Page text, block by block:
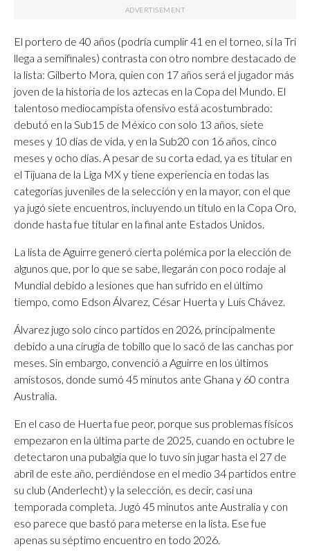
El portero de 40 años (podría cumplir 41 en el torneo, si la Tri
llega a semifinales) contrasta con otro nombre destacado de
la lista: Gilberto Mora, quien con 17 años será el jugador más
joven de la historia de los aztecas en la Copa del Mundo. El
talentoso mediocampista ofensivo está acostumbrado:
debutó en la Sub15 de México con solo 13 años, siete
meses y 10 días de vida, y en la Sub20 con 16 años, cinco
meses y ocho días. A pesar de su corta edad, ya es titular en
el Tijuana de la Liga MX y tiene experiencia en todas las
categorías juveniles de la selección y en la mayor, con el que
ya jugó siete encuentros, incluyendo un título en la Copa Oro,
donde hasta fue titular en la final ante Estados Unidos.
La lista de Aguirre generó cierta polémica por la elección de
algunos que, por lo que se sabe, llegarán con poco rodaje al
Mundial debido a lesiones que han sufrido en el último
tiempo, como Edson Álvarez, César Huerta y Luis Chávez.
Álvarez jugo solo cinco partidos en 2026, principalmente
debido a una cirugía de tobillo que lo sacó de las canchas por
meses. Sin embargo, convenció a Aguirre en los últimos
amistosos, donde sumó 45 minutos ante Ghana y 60 contra
Australia.
En el caso de Huerta fue peor, porque sus problemas físicos
empezaron en la última parte de 2025, cuando en octubre le
detectaron una pubalgia que lo tuvo sin jugar hasta el 27 de
abril de este año, perdiéndose en el medio 34 partidos entre
su club (Anderlecht) y la selección, es decir, casi una
temporada completa. Jugó 45 minutos ante Australia y con
eso parece que bastó para meterse en la lista. Ese fue
apenas su séptimo encuentro en todo 2026.